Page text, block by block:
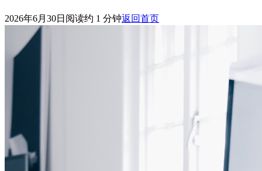
2026年6月30日 阅读约 1 分钟返回首页